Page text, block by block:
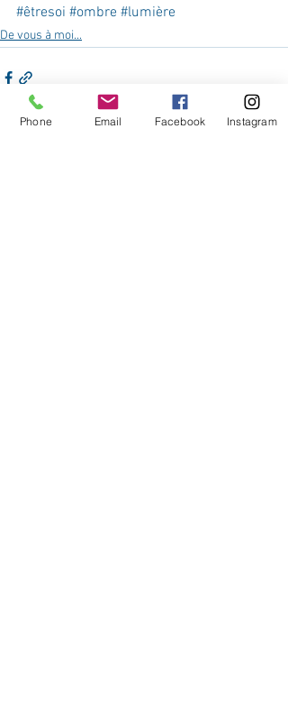
#êtresoi #ombre #lumière
De vous à moi...
Phone Email Facebook Instagram